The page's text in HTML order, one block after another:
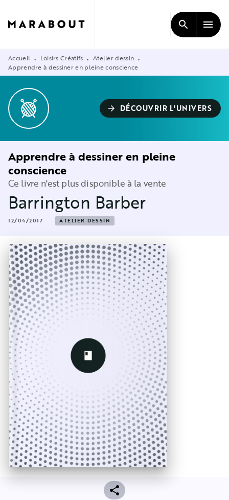
CONTENU
search menu
Accueil • Loisirs Créatifs • Atelier dessin •
Apprendre à dessiner en pleine conscience
arrow_forward DÉCOUVRIR L'UNIVERS
Apprendre à dessiner en pleine
conscience
Ce livre n'est plus disponible à la vente
Barrington Barber
12/04/2017 ATELIER DESSIN